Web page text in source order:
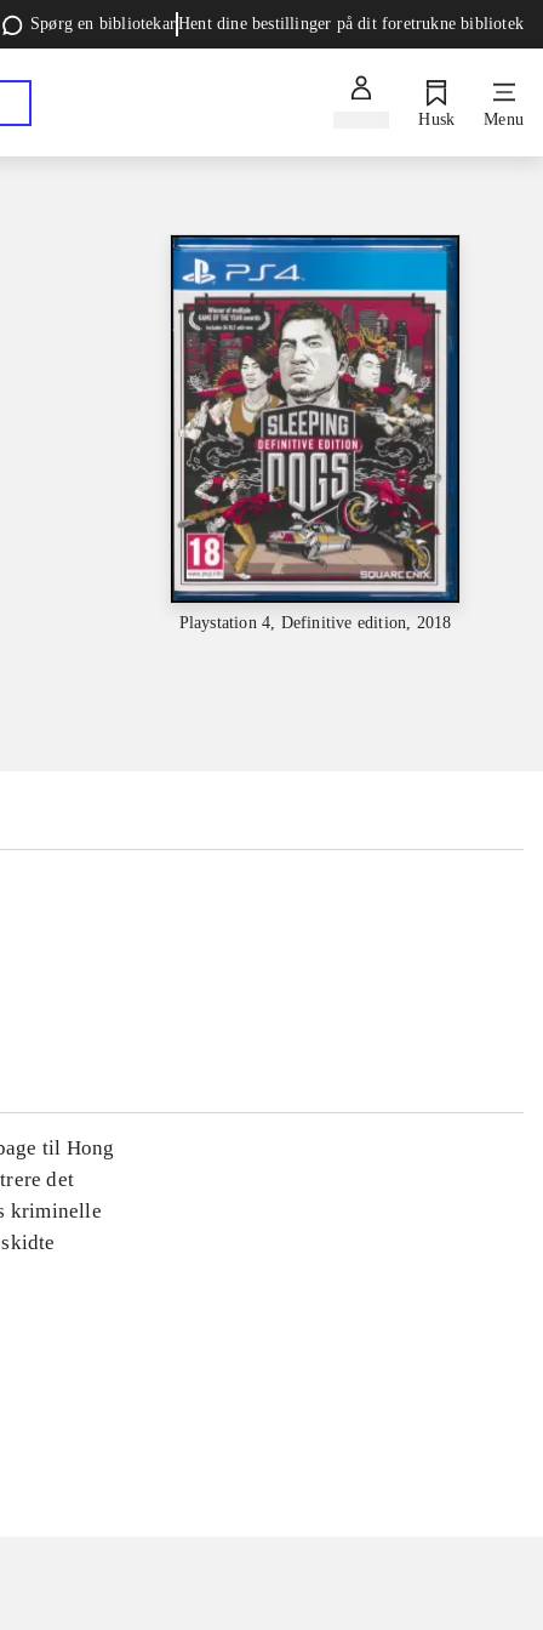
Spørg en bibliotekarHent dine bestillinger på dit foretrukne bibliotek
Husk Menu
Playstation 4, Definitive edition, 2018
til Hong
det
kriminelle